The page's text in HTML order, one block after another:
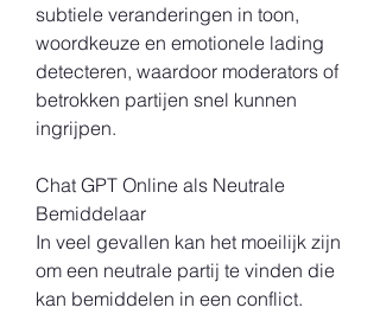
subtiele veranderingen in toon,
woordkeuze en emotionele lading
detecteren, waardoor moderators of
betrokken partijen snel kunnen
ingrijpen.
Chat GPT Online als Neutrale
Bemiddelaar
In veel gevallen kan het moeilijk zijn
om een neutrale partij te vinden die
kan bemiddelen in een conflict.